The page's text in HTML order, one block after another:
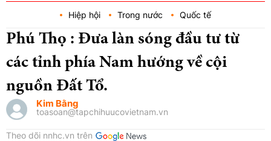
Hiệp hội Trong nước Quốc tế
Phú Thọ : Đưa làn sóng đầu tư từ
các tỉnh phía Nam hướng về cội
nguồn Đất Tổ.
Kim Bằng
toasoan@tapchihuucovietnam.vn
Theo dõi nnhc.vn trên